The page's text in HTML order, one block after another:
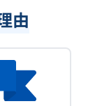
由